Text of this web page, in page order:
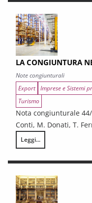
LA CONGIUNTURA
Note congiunturali
Export Imprese e Sistemi
Turismo
Nota congiunturale
Conti, M. Donati, T.
Leggi...
LA CONGIUNTURA